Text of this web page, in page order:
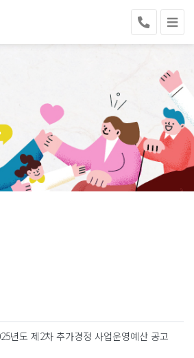
년도 제2차 추가경정 사업운영예산 공고